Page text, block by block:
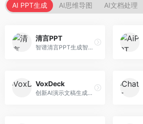
AI PPT生成 AI思维导图 AI文档处理
清言PPT
智谱清言PPT生成智能体，基于GLM大模型。面向智谱用户，支持对话生成PPT、内容优化等服务，与智谱生态深度整合。
VoxDeck
创新AI演示文稿生成工具，支持语音交互创作。面向职场人士，支持语音输入、PPT生成、内容优化等功能，语音创作体验便捷。